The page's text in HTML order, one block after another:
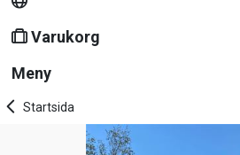
Varukorg
Meny
Startsida